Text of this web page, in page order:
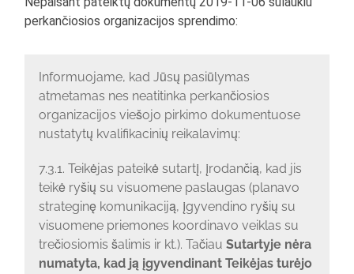
perkančiosios organizacijos sprendimo:
Informuojame, kad Jūsų pasiūlymas
atmetamas nes neatitinka perkančiosios
organizacijos viešojo pirkimo dokumentuose
nustatytų kvalifikacinių reikalavimų:
7.3.1. Teikėjas pateikė sutartį, įrodančią, kad jis
teikė ryšių su visuomene paslaugas (planavo
strateginę komunikaciją, įgyvendino ryšių su
visuomene priemones koordinavo veiklas su
trečiosiomis šalimis ir kt.). Tačiau Sutartyje nėra
numatyta, kad ją įgyvendinant Teikėjas turėjo